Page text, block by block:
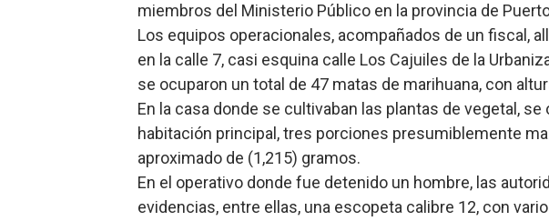
Ministerio de Defensa siembra esperanza y
MICM y CECCOM retienen 213,355 galones
Bienes Nacionales recauda más de RD 57
miembros del Ministerio Público en la provincia de
Los equipos operacionales, acompañados de un fiscal,
en la calle 7, casi esquina calle Los Cajuiles de la
se ocuparon un total de 47 matas de marihuana, con
En la casa donde se cultivaban las plantas de vegetal, se
habitación principal, tres porciones presumiblemente
aproximado de (1,215) gramos.
En el operativo donde fue detenido un hombre, las
evidencias, entre ellas, una escopeta calibre 12, con